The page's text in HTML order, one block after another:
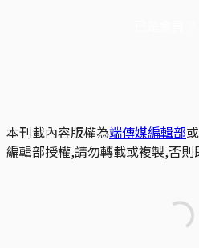
本刊載內容版權為端傳媒編輯部
編輯部授權,請勿轉載或複製,否則